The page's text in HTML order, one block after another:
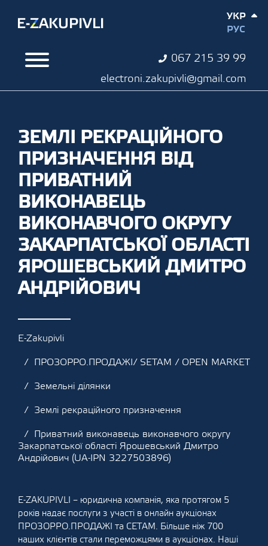
067 215 39 99
electroni.zakupivli@gmail.com
УКР
РУС
ЗЕМЛІ РЕКРАЦІЙНОГО
ПРИЗНАЧЕННЯ ВІД
ПРИВАТНИЙ
ВИКОНАВЕЦЬ
ВИКОНАВЧОГО ОКРУГУ
ЗАКАРПАТСЬКОЇ ОБЛАСТІ
ЯРОШЕВСЬКИЙ ДМИТРО
АНДРІЙОВИЧ
E-Zakupivli
ПРОЗОРРО.ПРОДАЖІ/ SETAM / OPEN MARKET
Земельні ділянки
Землі рекраційного призначення
Приватний виконавець виконавчого округу
Закарпатської області Ярошевський Дмитро
Андрійович (UA-IPN 3227503896)
E-ZAKUPIVLI – юридична компанія, яка протягом 5
років надає послуги з участі в онлайн аукціонах
ПРОЗОРРО.ПРОДАЖІ та СЕТАМ. Більше ніж 700
наших клієнтів стали переможцями в аукціонах. Наші